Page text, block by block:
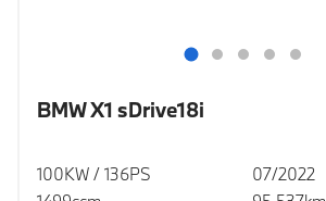
BMW X1 sDrive18i
100KW / 136PS
07/2022